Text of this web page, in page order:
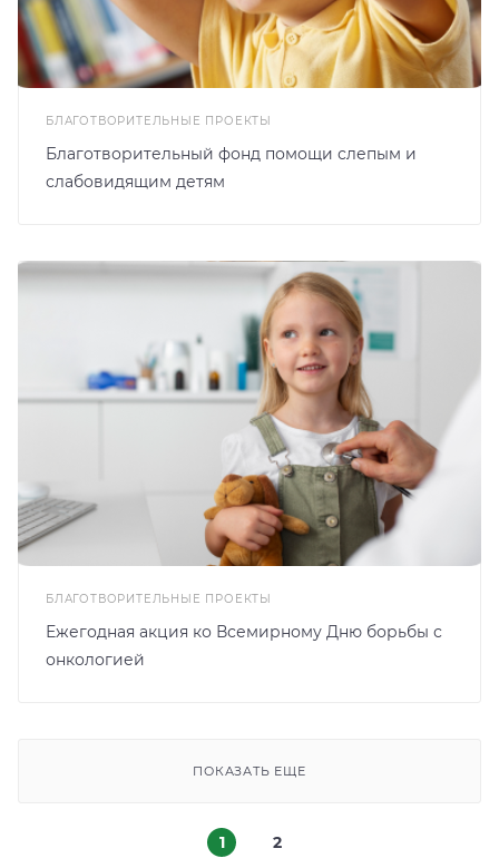
БЛАГОТВОРИТЕЛЬНЫЕ ПРОЕКТЫ
Благотворительный фонд помощи слепым и
слабовидящим детям
БЛАГОТВОРИТЕЛЬНЫЕ ПРОЕКТЫ
Ежегодная акция ко Всемирному Дню борьбы с
онкологией
ПОКАЗАТЬ ЕЩЕ
1 2